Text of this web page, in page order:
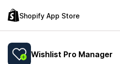
Shopify App Store
Wishlist Pro Manager